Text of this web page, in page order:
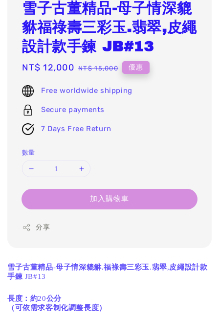
雪子古董精品-母子情深貔
貅福祿壽三彩玉.翡翠,皮繩
設計款手鍊 JB#13
Sale
NT$ 12,000 Regular
NT$ 15,000 優惠
Free worldwide shipping
Secure payments
7 Days Free Return
數量
加入購物車
分享
雪子古董精品-母子情深貔貅.福祿壽三彩玉.翡翠,皮繩設計款
手鍊 JB#13
長度：約20公分
（可依需求客制化調整長度）